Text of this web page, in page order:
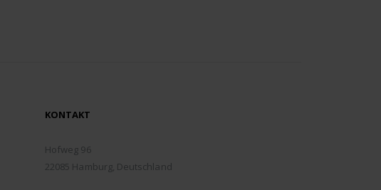
KONTAKT
Hofweg 96
22085 Hamburg, Deutschland